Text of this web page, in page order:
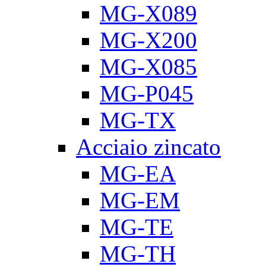
MG-X089
MG-X200
MG-X085
MG-P045
MG-TX
Acciaio zincato
MG-EA
MG-EM
MG-TE
MG-TH